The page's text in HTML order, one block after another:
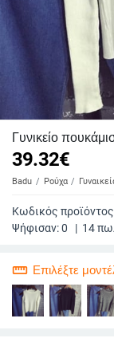
Γυνικείο
39.32€
Badu Ρούχα
Κωδικός
Ψήφισαν:0 | 14
straighten Επιλέξτε